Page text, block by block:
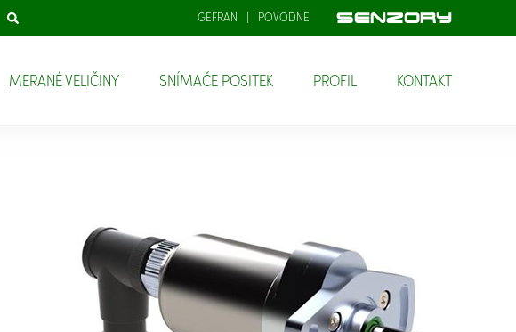
GEFRAN POVODNE
MERANÉ VELIČINY SNÍMAČE POSITEK PROFIL KONTAKT